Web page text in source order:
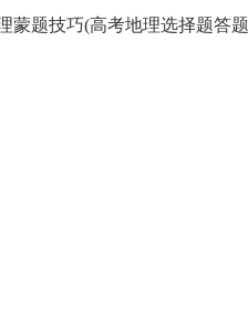
蒙题技巧(高考地理选择题答